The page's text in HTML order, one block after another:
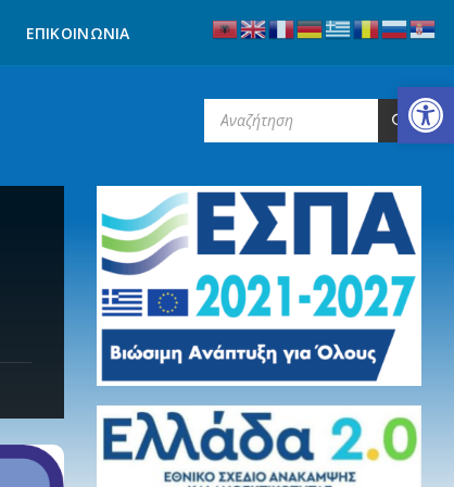
Ανοίξτε τη γραμμή εργαλείων
ΕΠΙΚΟΙΝΩΝΊΑ